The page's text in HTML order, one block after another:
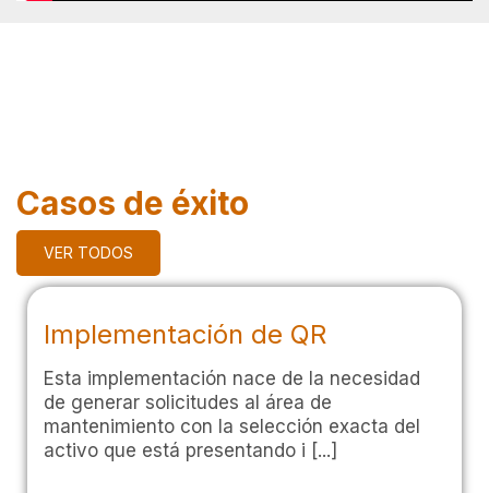
Casos de éxito
VER TODOS
Implementación de QR
Esta implementación nace de la necesidad
de generar solicitudes al área de
mantenimiento con la selección exacta del
activo que está presentando i [...]